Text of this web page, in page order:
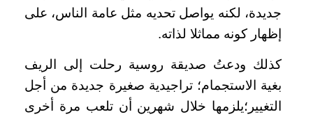
جديدة، لكنه يواصل تحديه مثل عامة الناس، على
إظهار كونه مماثلا لذاته.
كذلك ودعتُ صديقة روسية رحلت إلى الريف
بغية الاستجمام؛ تراجيدية صغيرة جديدة من أجل
التغيير؛يلزمها خلال شهرين أن تلعب مرة أخرى